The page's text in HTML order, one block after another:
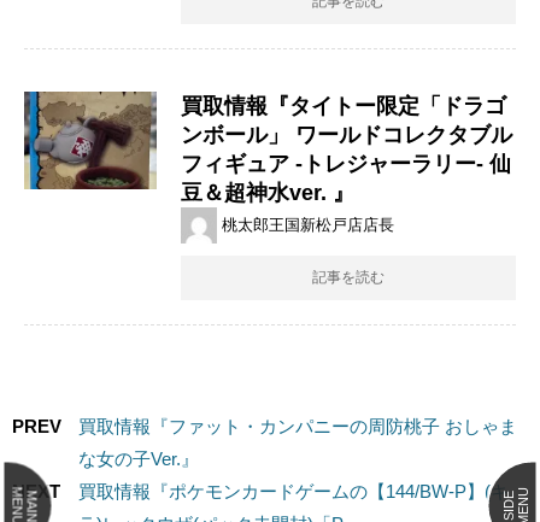
買取情報『タイトー限定「ドラゴ
ンボール」 ​ワールドコレクタブル
フィギュア ​-トレジャーラリー- ​仙
豆＆超神水ver. ​』
桃太郎王国新松戸店店長
記事を読む
PREV
買取情報『ファット・カンパニーの周防桃子 ​おしゃま
な女の子Ver.』
NEXT
買取情報『ポケモンカードゲームの【144/BW-P】(キ
MAIN
MENU SIDEMENU